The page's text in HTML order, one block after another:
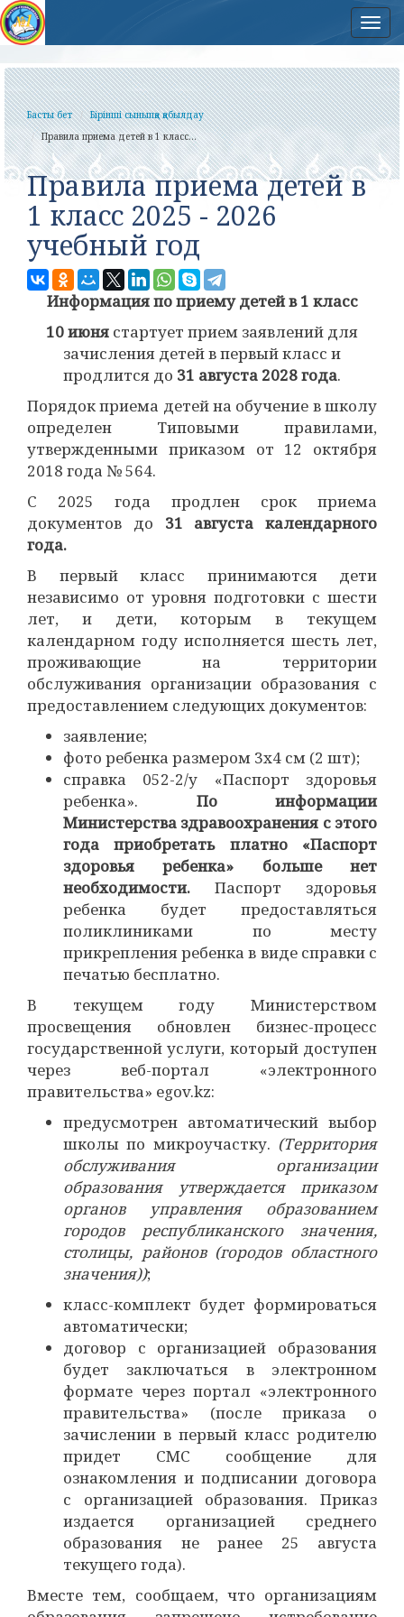
Басты бет
Бірінші сыныпқа қабылдау
Правила приема детей в 1 класс...
Правила приема детей в
1 класс 2025 - 2026
учебный год
Информация по приему детей в 1 класс
10 июня стартует прием заявлений для
зачисления детей в первый класс и
продлится до 31 августа 2028 года.
Порядок приема детей на обучение в школу
определен Типовыми правилами,
утвержденными приказом от 12 октября
2018 года № 564.
С 2025 года продлен срок приема
документов до 31 августа календарного
года.
В первый класс принимаются дети
независимо от уровня подготовки с шести
лет, и дети, которым в текущем
календарном году исполняется шесть лет,
проживающие на территории
обслуживания организации образования с
предоставлением следующих документов:
заявление;
фото ребенка размером 3х4 см (2 шт);
справка 052-2/у «Паспорт здоровья
ребенка». По информации
Министерства здравоохранения с этого
года приобретать платно «Паспорт
здоровья ребенка» больше нет
необходимости. Паспорт здоровья
ребенка будет предоставляться
поликлиниками по месту
прикрепления ребенка в виде справки с
печатью бесплатно.
В текущем году Министерством
просвещения обновлен бизнес-процесс
государственной услуги, который доступен
через веб-портал «электронного
правительства» еgov.kz:
предусмотрен автоматический выбор
школы по микроучастку. (Территория
обслуживания организации
образования утверждается приказом
органов управления образованием
городов республиканского значения,
столицы, районов (городов областного
значения));
класс-комплект будет формироваться
автоматически;
договор с организацией образования
будет заключаться в электронном
формате через портал «электронного
правительства» (после приказа о
зачислении в первый класс родителю
придет СМС сообщение для
ознакомления и подписании договора
с организацией образования. Приказ
издается организацией среднего
образования не ранее 25 августа
текущего года).
Вместе тем, сообщаем, что организациям